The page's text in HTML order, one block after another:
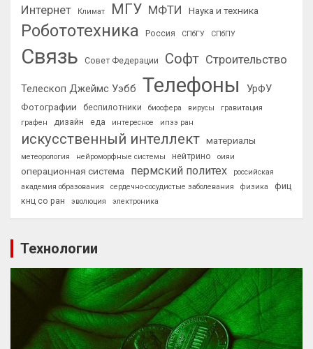
Интернет Климат МГУ МФТИ Наука и техника
Робототехника Россия СПбГУ СПбПУ
Связь Совет Федерации Софт Строительство
Телескоп Джеймс Уэбб Телефоны УрФУ
Фотографии беспилотники биосфера вирусы
гравитация
графен
дизайн еда интересное ипээ ран
искусственный интеллект материалы
метеорология нейроморфные системы нейтрино оияи
операционная система пермский политех
российская
академия образования
сердечно-сосудистые заболевания физика
фиц
кнц со ран
эволюция электроника
Технологии